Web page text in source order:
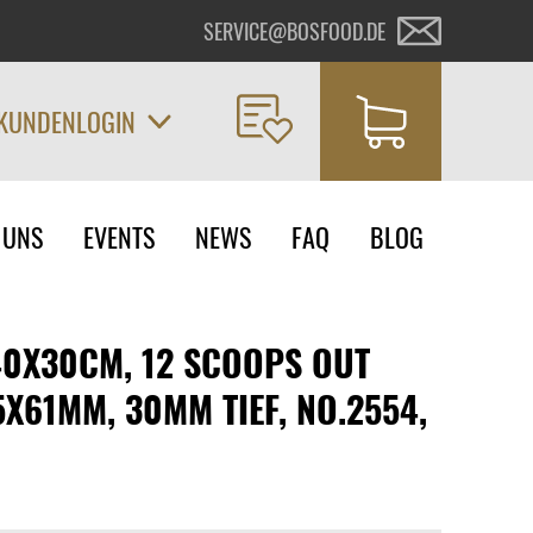
SERVICE@BOSFOOD.DE
EVENTS NEWS FAQ BLOG
12 SCOOPS OUT
30MM TIEF, NO.2554,